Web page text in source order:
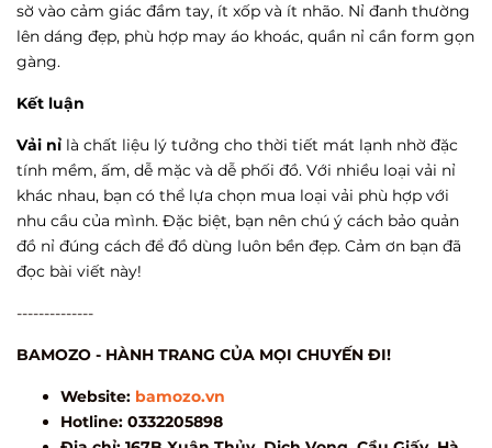
sờ vào cảm giác đầm tay, ít xốp và ít nhão. Nỉ đanh thường
lên dáng đẹp, phù hợp may áo khoác, quần nỉ cần form gọn
gàng.
Kết luận
Vải nỉ là chất liệu lý tưởng cho thời tiết mát lạnh nhờ đặc
tính mềm, ấm, dễ mặc và dễ phối đồ. Với nhiều loại vải nỉ
khác nhau, bạn có thể lựa chọn mua loại vải phù hợp với
nhu cầu của mình. Đặc biệt, bạn nên chú ý cách bảo quản
đồ nỉ đúng cách để đồ dùng luôn bền đẹp. Cảm ơn bạn đã
đọc bài viết này!
--------------
BAMOZO - HÀNH TRANG CỦA MỌI CHUYẾN ĐI!
Website: bamozo.vn
Hotline: 0332205898